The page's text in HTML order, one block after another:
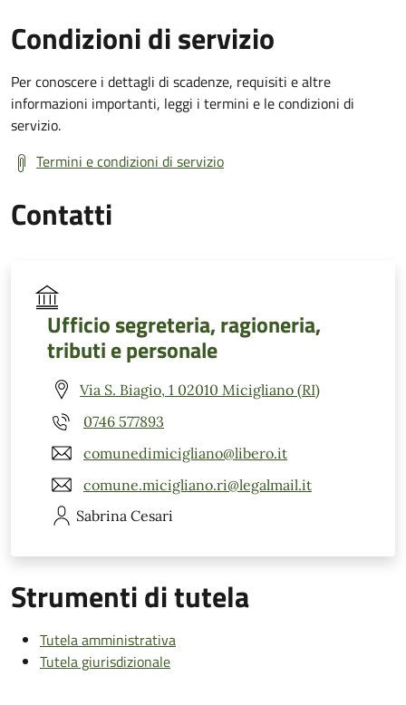
Condizioni di servizio
Per conoscere i dettagli di scadenze, requisiti e altre
informazioni importanti, leggi i termini e le condizioni di
servizio.
Termini e condizioni di servizio
Contatti
Ufficio segreteria, ragioneria,
tributi e personale
Via S. Biagio, 1 02010 Micigliano (RI)
0746 577893
comunedimicigliano@libero.it
comune.micigliano.ri@legalmail.it
Sabrina Cesari
Strumenti di tutela
Tutela amministrativa
Tutela giurisdizionale